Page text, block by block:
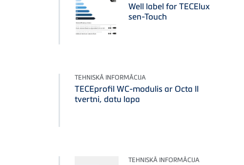
Well label for TECElux
sen-Touch
TEHNISKĀ INFORMĀCIJA
TECEprofil WC-modulis ar Octa II
tvertni, datu lapa
TEHNISKĀ INFORMĀCIJA